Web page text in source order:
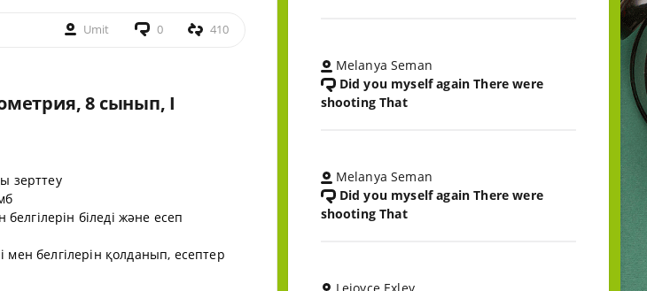
Umit 0 410
8 сынып, I
зерттеу
біледі және есеп
белгілерін қолданып, есептер
Melanya Seman
Did you myself again There were
shooting That
Melanya Seman
Did you myself again There were
shooting That